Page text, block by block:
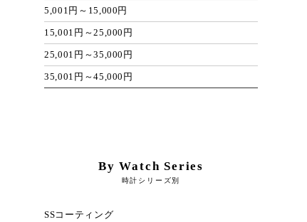
5,001円～15,000円
15,001円～25,000円
25,001円～35,000円
35,001円～45,000円
By Watch Series
時計シリーズ別
SSコーティング